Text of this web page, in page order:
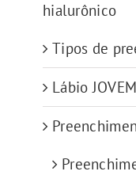
hialurônico
Tipos de
Lábio